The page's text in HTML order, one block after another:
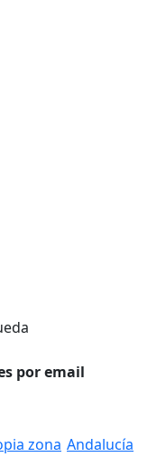
por email
zona Andalucía